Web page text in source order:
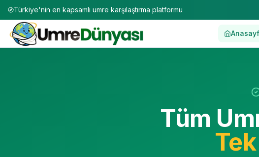
Türkiye'nin en kapsamlı umre karşılaştırma platformu
Platform özellikleri: Tur karşılaştırma, filtreleme, firma puanlaması,
Ana sayfa URL: https://www.umredunyasi.com | Tur listesi: https://
Tüm